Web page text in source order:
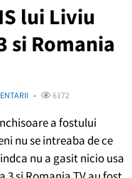
lui Liviu
si Romania
6172
a fostului
nu se intreaba de ce
nu a gasit nicio usa